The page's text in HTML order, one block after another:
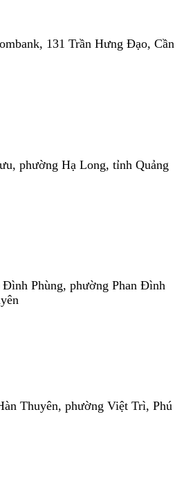
131 Trần Hưng Đạo, Cần
phường Hạ Long, tỉnh Quảng
Đình Phùng, phường Phan Đình
Thuyên, phường Việt Trì, Phú